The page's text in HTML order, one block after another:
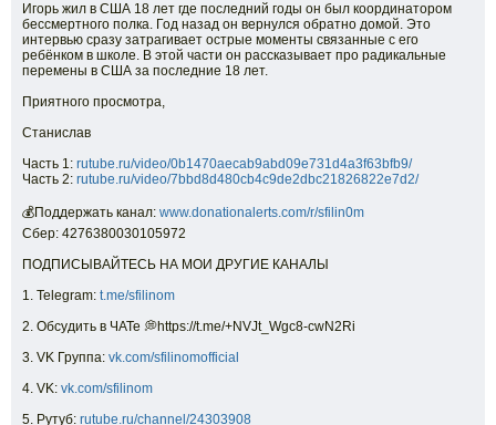
Игорь жил в США 18 лет где последний годы он был координатором
бессмертного полка. Год назад он вернулся обратно домой. Это
интервью сразу затрагивает острые моменты связанные с его
ребёнком в школе. В этой части он рассказывает про радикальные
перемены в США за последние 18 лет.
Приятного просмотра,
Станислав
Часть 1: rutube.ru/video/0b1470aecab9abd09e731d4a3f63bfb9/
Часть 2: rutube.ru/video/7bbd8d480cb4c9de2dbc21826822e7d2/
💰Поддержать канал: www.donationalerts.com/r/sfilin0m
Сбер: 4276380030105972
ПОДПИСЫВАЙТЕСЬ НА МОИ ДРУГИЕ КАНАЛЫ
1. Telegram: t.me/sfilinom
2. Обсудить в ЧАТе 💭https://t.me/+NVJt_Wgc8-cwN2Ri
3. VK Группа: vk.com/sfilinomofficial
4. VK: vk.com/sfilinom
5. Рутуб: rutube.ru/channel/24303908